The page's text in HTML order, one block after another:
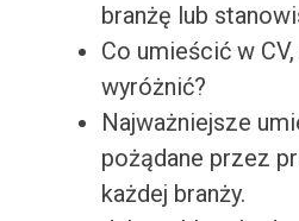
branżę lub
Co umieścić w
wyróżnić?
Najważniejsze
pożądane przez
każdej branży.